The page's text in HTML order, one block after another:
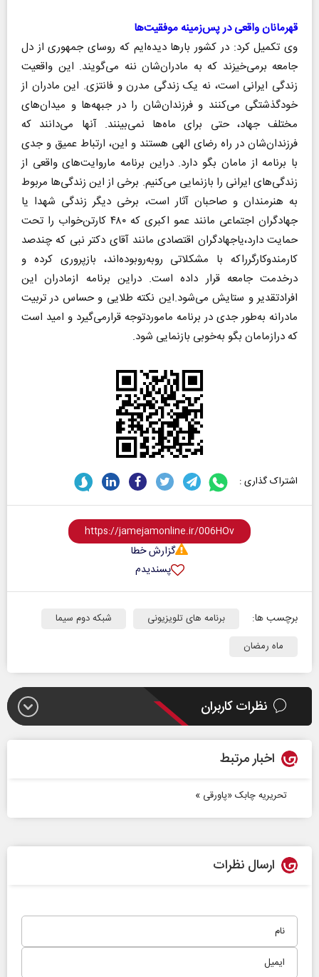
قهرمانان واقعی در پس‌زمینه موفقیت‌ها
وی تکمیل کرد: در کشور بارها دیده‌ایم که روسای جمهوری از دل
جامعه برمی‌خیزند که به مادران‌شان ننه می‌گویند. این واقعیت
زندگی ایرانی است، نه یک زندگی مدرن و فانتزی. این مادران از
خودگذشتگی می‌کنند و فرزندان‌شان را در جبهه‌ها و میدان‌های
مختلف جهاد، حتی برای ماه‌ها نمی‌بینند. آنها می‌دانند که
فرزندان‌شان در راه رضای الهی هستند و این، ارتباط عمیق و جدی
با برنامه از مامان بگو دارد. دراین برنامه ماروایت‌های واقعی از
زندگی‌های ایرانی را بازنمایی می‌کنیم. برخی از این زندگی‌ها مربوط
به هنرمندان و صاحبان آثار است، برخی دیگر زندگی شهدا یا
جهادگران اجتماعی مانند عمو اکبری که ۴۸۰ کارتن‌خواب را تحت
حمایت دارد،یاجهادگران اقتصادی مانند آقای دکتر نبی که چندصد
کارمندوکارگرراکه با مشکلاتی روبه‌روبوده‌اند، بازپروری کرده و
درخدمت جامعه قرار داده است. دراین برنامه ازمادران این
افرادتقدیر و ستایش می‌شود.این نکته طلایی و حساس در تربیت
مادرانه به‌طور جدی در برنامه ماموردتوجه قرارمی‌گیرد و امید است
که درازمامان بگو به‌خوبی بازنمایی شود.
اشتراک گذاری :
گزارش خطا
پسندیدم
برچسب ها: برنامه های تلویزیونی
شبکه دوم سیما
ماه رمضان
نظرات کاربران
اخبار مرتبط
تحریریه چابک «پاورقی »
ارسال نظرات